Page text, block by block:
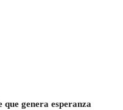
que genera esperanza